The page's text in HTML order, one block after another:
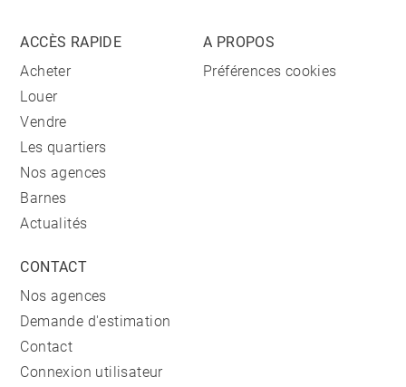
ACCÈS RAPIDE
Acheter
Louer
Vendre
Les quartiers
Nos agences
Barnes
Actualités
A PROPOS
Préférences cookies
CONTACT
Nos agences
Demande d'estimation
Contact
Connexion utilisateur